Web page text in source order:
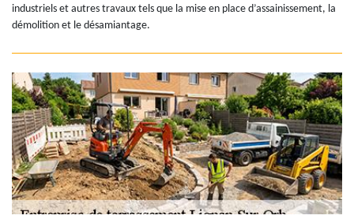
industriels et autres travaux tels que la mise en place d’assainissement, la
démolition et le désamiantage.